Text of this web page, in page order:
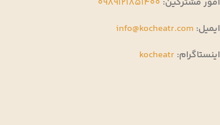
ایمیل: info@kocheatr.com
اینستاگرام: kocheatr